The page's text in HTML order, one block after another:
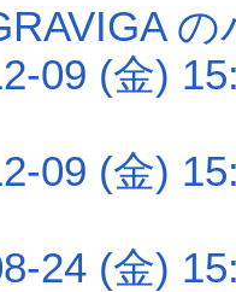
09 (金)
09 (金)
24 (金)